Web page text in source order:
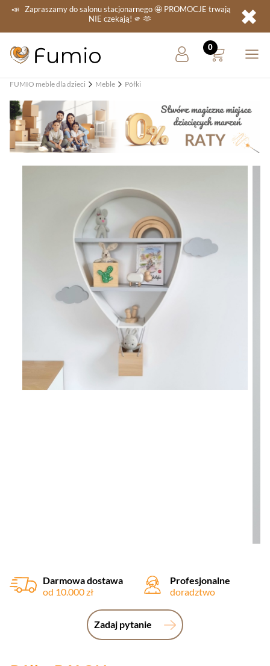
📣 Zapraszamy do salonu stacjonarnego🤩 PROMOCJE trwają
NIE czekają! 🫵 🫶 ✖
FUMIO meble dla dzieci Meble Półki
Darmowa dostawa
od 10.000 zł
Profesjonalne
doradztwo
Zadaj pytanie